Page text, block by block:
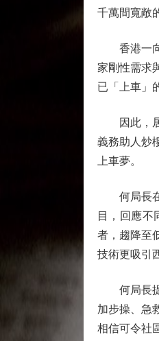
千萬間寬敞
香港一向
家剛性需求
已「上車」
因此，居
義務助人炒
上車夢。
何局長在
目，回應不
者，趨降至
技術更吸引
何局長提
加步操、急
相信可令社